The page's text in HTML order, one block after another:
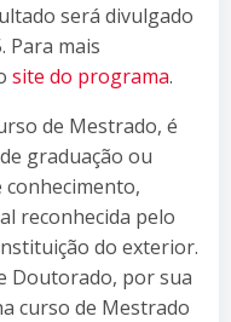
será divulgado
Para mais
site do programa.
de Mestrado, é
graduação ou
reconhecida pelo
do exterior.
Doutorado, por sua
curso de Mestrado